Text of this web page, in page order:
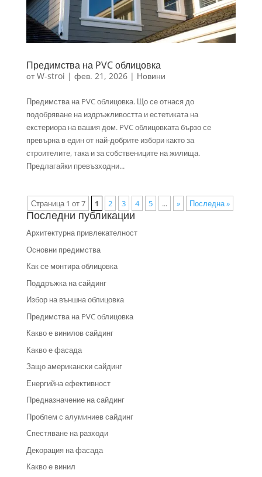
Предимства на PVC облицовка
отW-stroi | фев. 21, 2026| Новини
Предимства на PVC облицовка. Що се отнася до
подобряване на издръжливостта и естетиката на
екстериора на вашия дом. PVC облицовката бързо се
превърна в един от най-добрите избори както за
строителите, така и за собствениците на жилища.
Предлагайки превъзходни...
Страница 1 от 7 1 2 3 4 5 ... » Последна »
Последни публикации
Архитектурна привлекателност
Основни предимства
Как се монтира облицовка
Поддръжка на сайдинг
Избор на външна облицовка
Предимства на PVC облицовка
Какво е винилов сайдинг
Какво е фасада
Защо американски сайдинг
Енергийна ефективност
Предназначение на сайдинг
Проблем с алуминиев сайдинг
Спестяване на разходи
Декорация на фасада
Какво е винил